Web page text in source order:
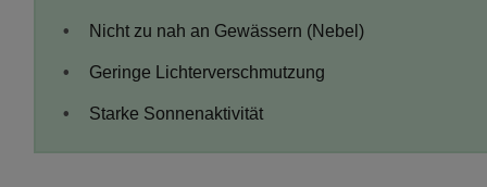
Nicht zu nah an Gewässern (Nebel)
Geringe Lichterverschmutzung
Starke Sonnenaktivität